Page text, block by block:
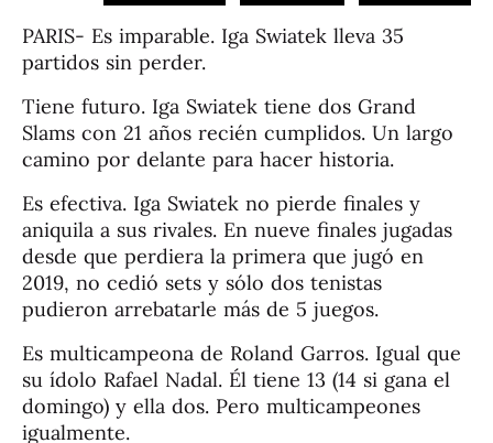
PARIS- Es imparable. Iga Swiatek lleva 35
partidos sin perder.
Tiene futuro. Iga Swiatek tiene dos Grand
Slams con 21 años recién cumplidos. Un largo
camino por delante para hacer historia.
Es efectiva. Iga Swiatek no pierde finales y
aniquila a sus rivales. En nueve finales jugadas
desde que perdiera la primera que jugó en
2019, no cedió sets y sólo dos tenistas
pudieron arrebatarle más de 5 juegos.
Es multicampeona de Roland Garros. Igual que
su ídolo Rafael Nadal. Él tiene 13 (14 si gana el
domingo) y ella dos. Pero multicampeones
igualmente.